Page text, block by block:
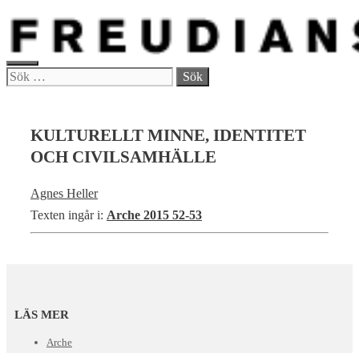
Hoppa
innehåll
MENY
Sök
KULTURELLT MINNE, IDENTITET
OCH CIVILSAMHÄLLE
Agnes Heller
Texten ingår i: Arche 2015 52-53
LÄS MER
Arche